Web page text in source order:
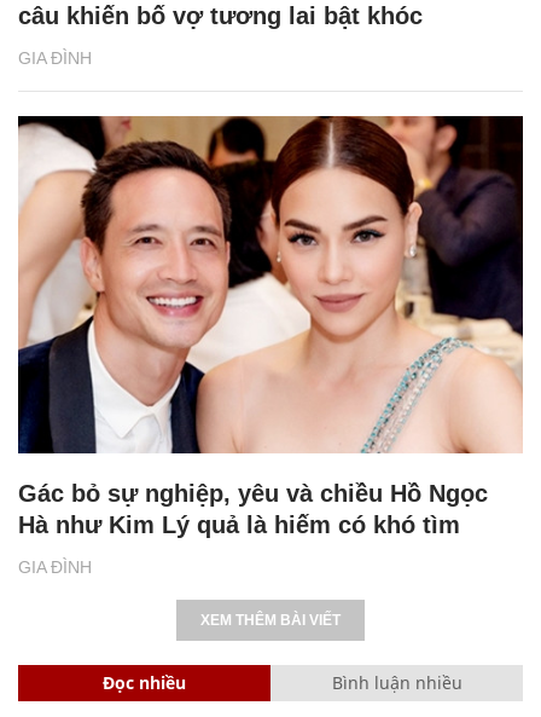
GIA ĐÌNH
câu khiến bố vợ tương lai bật khóc
GIA ĐÌNH
Gác bỏ sự nghiệp, yêu và chiều Hồ Ngọc
Hà như Kim Lý quả là hiếm có khó tìm
XEM THÊM BÀI VIẾT
Đọc nhiều Bình luận nhiều